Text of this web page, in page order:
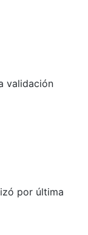
validación
por última